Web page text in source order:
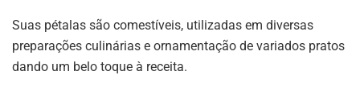
Suas pétalas são comestíveis, utilizadas em diversas
preparações culinárias e ornamentação de variados pratos
dando um belo toque à receita.